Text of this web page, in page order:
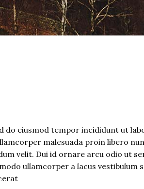
do eiusmod tempor incididunt ut
malesuada proin libero
velit. Dui id ornare arcu odio ut
ullamcorper a lacus vestibulum